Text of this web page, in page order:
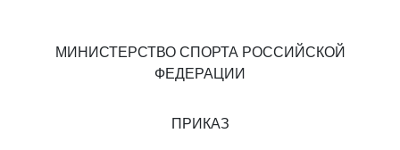
МИНИСТЕРСТВО СПОРТА РОССИЙСКОЙ
ФЕДЕРАЦИИ
ПРИКАЗ